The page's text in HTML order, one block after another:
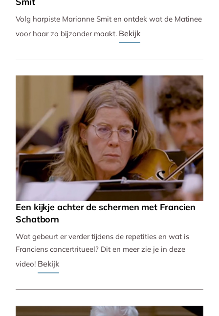
Volg harpiste Marianne Smit en ontdek wat de Matinee
voor haar zo bijzonder maakt. Bekijk
Een kijkje achter de schermen met Francien
Schatborn
Wat gebeurt er verder tijdens de repetities en wat is
Franciens concertritueel? Dit en meer zie je in deze
video! Bekijk